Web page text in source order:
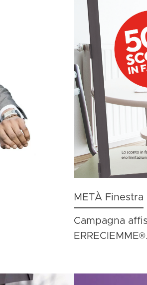
METÀ Finestra
Campagna
ERRECIEMME®.